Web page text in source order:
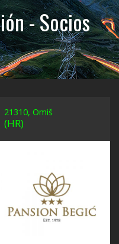
- Socios
21310, Omiš
(HR)